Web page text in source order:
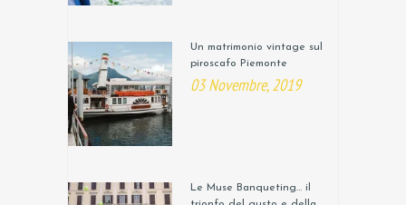
Un matrimonio vintage sul
piroscafo Piemonte
03 Novembre, 2019
Le Muse Banqueting… il